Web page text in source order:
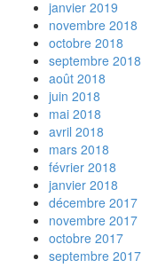
janvier 2019
novembre 2018
octobre 2018
septembre 2018
août 2018
juin 2018
mai 2018
avril 2018
mars 2018
février 2018
janvier 2018
décembre 2017
novembre 2017
octobre 2017
septembre 2017